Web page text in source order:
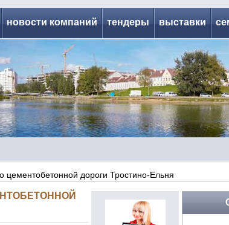
новости компаний тендеры выставки
цементобетонной дороги Тростино-Ельня